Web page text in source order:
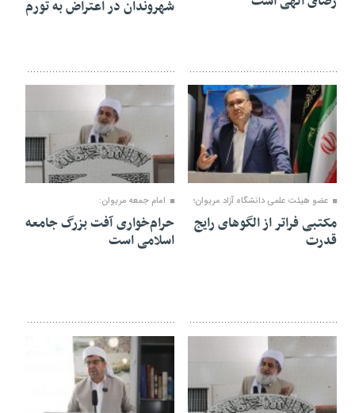
شهروندان در اعتراض به تورم
عضو هیئت علمی دانشگاه آزاد مریوان؛
مکتبی فراتر از الگوهای رایج
قدرت
امام جمعه مریوان:
حرام‌خواری آفت بزرگ جامعه
اسلامی است